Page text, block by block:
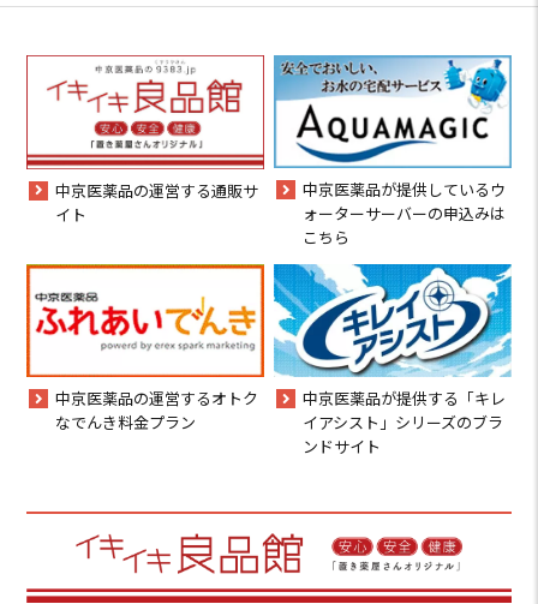
中京医薬品の運営する通販サ
イト
中京医薬品が提供しているウ
ォーターサーバーの申込みは
こちら
中京医薬品の運営するオトク
なでんき料金プラン
中京医薬品が提供する「キレ
イアシスト」シリーズのブラ
ンドサイト